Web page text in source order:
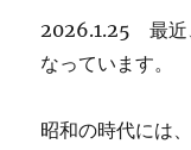
2026.1.25 最近
なっています。
昭和の時代には